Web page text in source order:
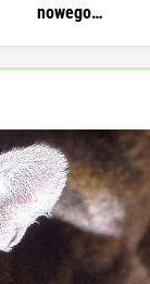
nowego